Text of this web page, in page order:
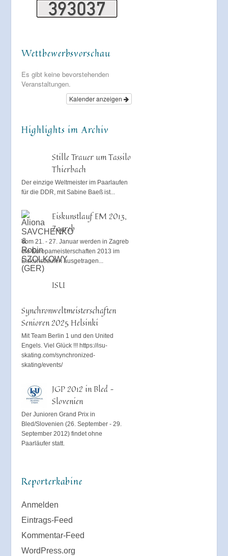
Wettbewerbsvorschau
Es gibt keine bevorstehenden
Veranstaltungen.
Kalender anzeigen
Highlights im Archiv
Stille Trauer um Tassilo
Thierbach
Der einzige Weltmeister im Paarlaufen
für die DDR, mit Sabine Baeß ist...
Eiskunstlauf EM 2013,
Zagreb
Vom 21. - 27. Januar werden in Zagreb
die Europameisterschaften 2013 im
Eiskunstlaufen ausgetragen...
ISU
Synchronweltmeisterschaften
Senioren 2025 Helsinki
Mit Team Berlin 1 und den United
Engels. Viel Glück !!! https://isu-
skating.com/synchronized-
skating/events/
JGP 2012 in Bled –
Slovenien
Der Junioren Grand Prix in
Bled/Slovenien (26. September - 29.
September 2012) findet ohne
Paarläufer statt.
Reporterkabine
Anmelden
Eintrags-Feed
Kommentar-Feed
WordPress.org